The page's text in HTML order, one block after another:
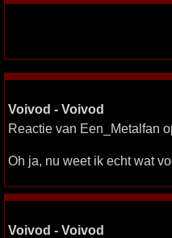
Voivod - Voivod
Reactie van Een_Metalfan
Oh ja, nu weet ik echt wat
Voivod - Voivod